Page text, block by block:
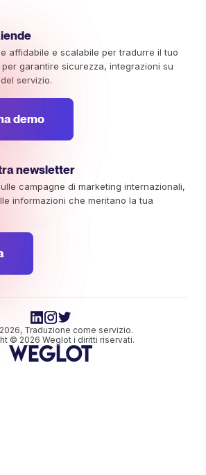
affidabile e scalabile per tradurre il tuo
garantire sicurezza, integrazioni su
servizio.
demo
newsletter
campagne di marketing internazionali,
informazioni che meritano la tua
Traduzione come servizio.
© 2026 Weglot i diritti riservati.